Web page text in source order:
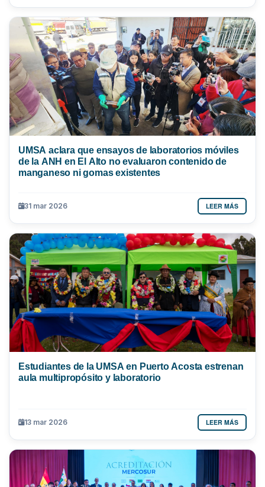
UMSA aclara que ensayos de laboratorios móviles
de la ANH en El Alto no evaluaron contenido de
manganeso ni gomas existentes
31 mar 2026 LEER MÁS
Estudiantes de la UMSA en Puerto Acosta estrenan
aula multipropósito y laboratorio
13 mar 2026 LEER MÁS